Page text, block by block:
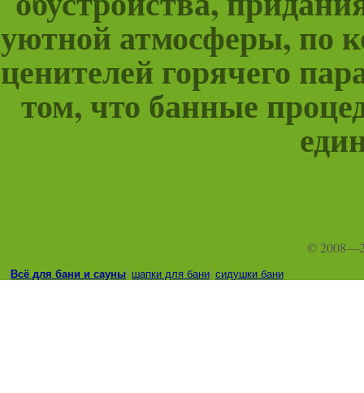
уютной атмосферы, по
ценителей горячего
том, что банные
©
Всё для бани и сауны шапки для бани сидушки бани